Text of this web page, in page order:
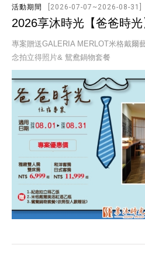
活動期間 [2026-07-07~2026-08-31]
2026享沐時光【爸爸時
專案贈送GALERIA MERLOT米格戴爾
念拍立得照片& 鴛鴦鍋物套餐